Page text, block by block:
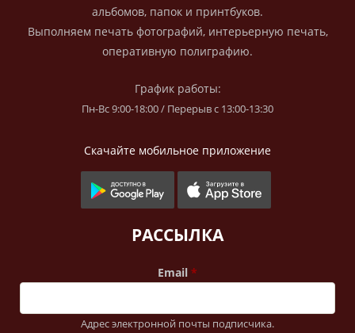
альбомов, папок и принтбуков.
Выполняем печать фотографий, интерьерную печать,
оперативную полиграфию.
График работы:
Пн-Вс 9:00-18:00 / Перерыв с 13:00-13:30
Скачайте мобильное приложение
РАССЫЛКА
Email
Адрес электронной почты подписчика.